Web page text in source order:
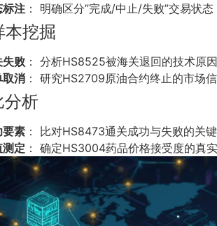
标注 ： 明确区分”完成/中止/失败”交易状态
本挖掘
失败 ： 分析HS8525被海关退回的技术原因
取消 ： 研究HS2709原油合约终止的市场
分析
要素 ： 比对HS8473通关成功与失败的关
测定 ： 确定HS3004药品价格接受度的真